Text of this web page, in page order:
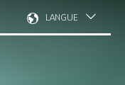
LANGUE